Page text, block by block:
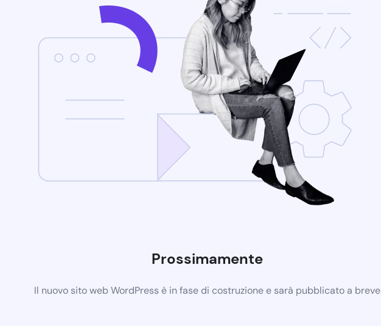
Prossimamente
Il nuovo sito web WordPress è in fase di costruzione e sarà pubblicato a breve